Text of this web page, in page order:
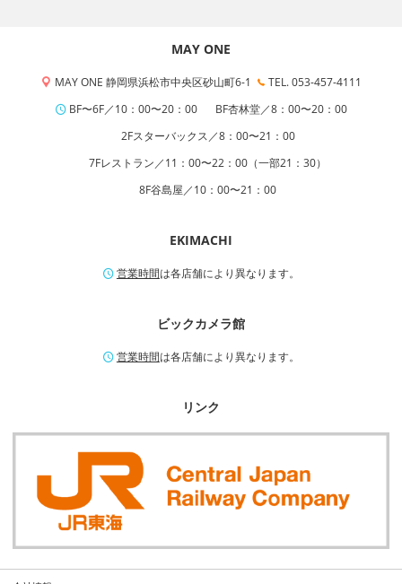
MAY ONE
MAY ONE 静岡県浜松市中央区砂山町6-1
TEL. 053-457-4111
BF〜6F／10：00〜20：00
BF杏林堂／8：00〜20：00
2Fスターバックス／8：00〜21：00
7Fレストラン／11：00〜22：00（一部21：30）
8F谷島屋／10：00〜21：00
EKIMACHI
営業時間は各店舗により異なります。
ビックカメラ館
営業時間は各店舗により異なります。
リンク